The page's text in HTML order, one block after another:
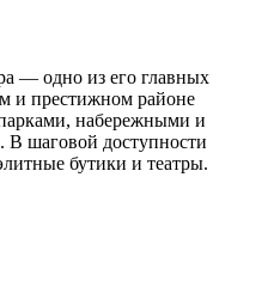
— одно из его главных
и престижном районе
набережными и
В шаговой доступности
бутики и театры.